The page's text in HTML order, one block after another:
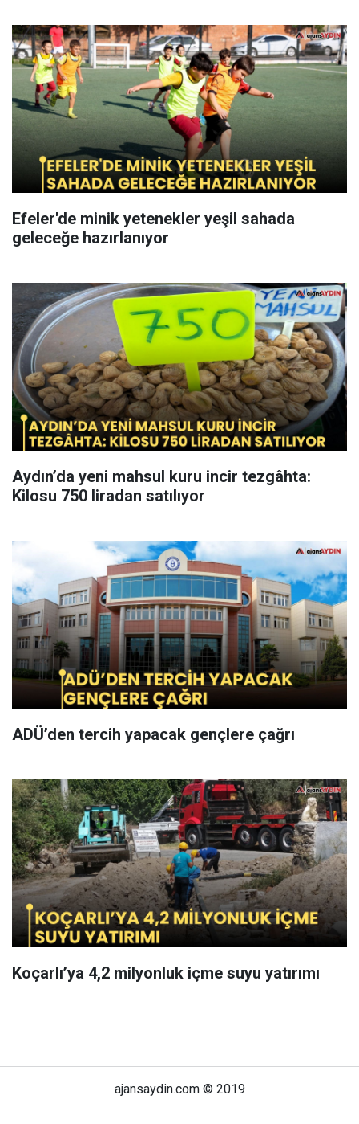
Efeler'de minik yetenekler yeşil sahada
geleceğe hazırlanıyor
Aydın’da yeni mahsul kuru incir tezgâhta:
Kilosu 750 liradan satılıyor
ADÜ’den tercih yapacak gençlere çağrı
Koçarlı’ya 4,2 milyonluk içme suyu yatırımı
ajansaydin.com © 2019